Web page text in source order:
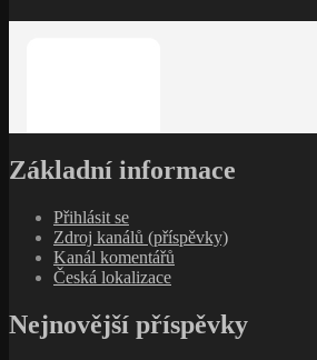
Základní informace
Přihlásit se
Zdroj kanálů (příspěvky)
Kanál komentářů
Česká lokalizace
Nejnovější příspěvky